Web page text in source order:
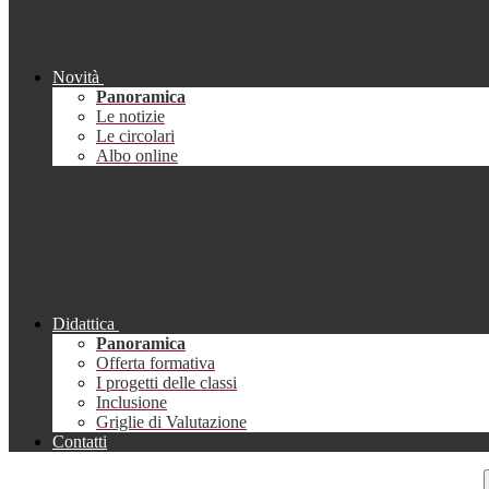
Novità
Panoramica
Le notizie
Le circolari
Albo online
Didattica
Panoramica
Offerta formativa
I progetti delle classi
Inclusione
Griglie di Valutazione
Contatti